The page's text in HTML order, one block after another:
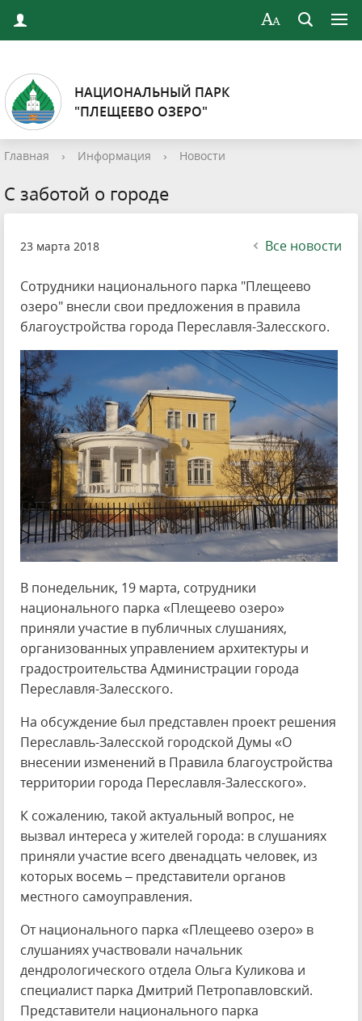
НАЦИОНАЛЬНЫЙ ПАРК
"ПЛЕЩЕЕВО ОЗЕРО"
Главная › Информация › Новости
С заботой о городе
23 марта 2018 Все новости
Сотрудники национального парка "Плещеево
озеро" внесли свои предложения в правила
благоустройства города Переславля-Залесского.
В понедельник, 19 марта, сотрудники
национального парка «Плещеево озеро»
приняли участие в публичных слушаниях,
организованных управлением архитектуры и
градостроительства Администрации города
Переславля-Залесского.
На обсуждение был представлен проект решения
Переславль-Залесской городской Думы «О
внесении изменений в Правила благоустройства
территории города Переславля-Залесского».
К сожалению, такой актуальный вопрос, не
вызвал интереса у жителей города: в слушаниях
приняли участие всего двенадцать человек, из
которых восемь – представители органов
местного самоуправления.
От национального парка «Плещеево озеро» в
слушаниях участвовали начальник
дендрологического отдела Ольга Куликова и
специалист парка Дмитрий Петропавловский.
Представители национального парка